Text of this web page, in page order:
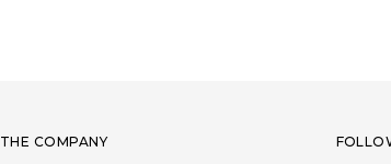
THE COMPANY